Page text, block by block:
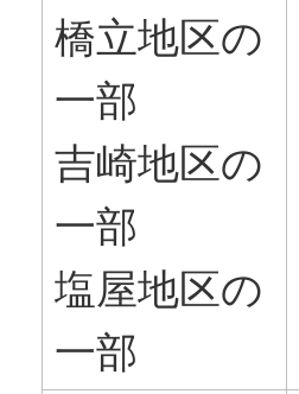
橋立地区の
一部
吉崎地区の
一部
塩屋地区の
一部